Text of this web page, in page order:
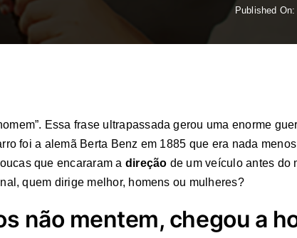
Published
Essa frase ultrapassada gerou uma enorme
foi a alemã Berta Benz em 1885 que era nada
que encararam a direção de um veículo antes do
quem dirige melhor, homens ou mulheres?
não mentem, chegou a